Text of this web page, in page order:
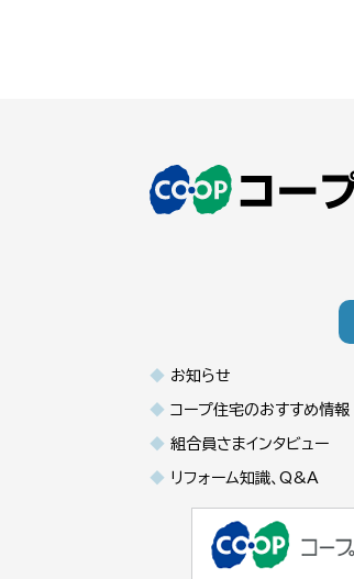
お知らせ
コープ住宅のおすすめ情報
組合員さまインタビュー
リフォーム知識、Q&A